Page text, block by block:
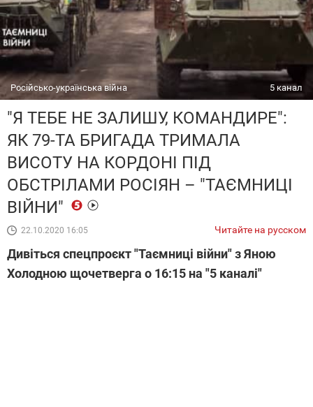
Російсько-українська війна 5 канал
"Я ТЕБЕ НЕ ЗАЛИШУ, КОМАНДИРЕ":
ЯК 79-ТА БРИГАДА ТРИМАЛА
ВИСОТУ НА КОРДОНІ ПІД
ОБСТРІЛАМИ РОСІЯН – "ТАЄМНИЦІ
ВІЙНИ"
22.10.2020 16:05 Читайте на русском
Дивіться спецпроєкт "Таємниці війни" з Яною
Холодною щочетверга о 16:15 на "5 каналі"